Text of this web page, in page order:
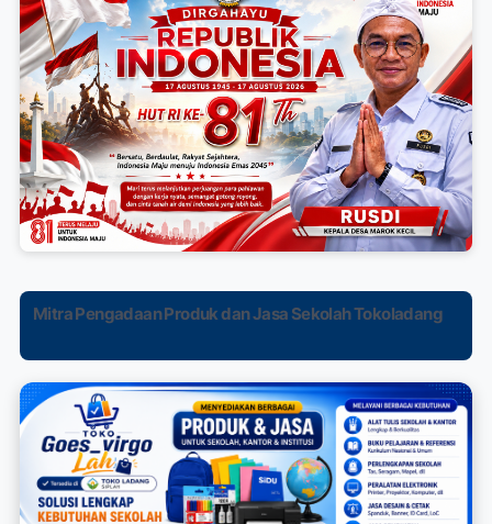
Mitra Pengadaan Produk dan Jasa Sekolah Tokoladang